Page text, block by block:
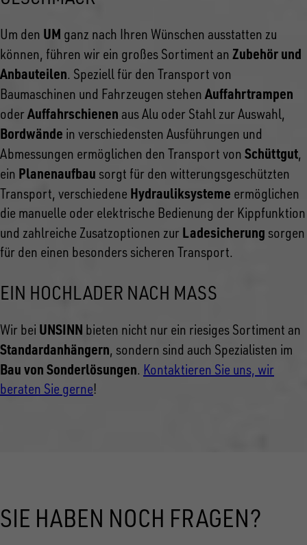
Um den UM ganz nach Ihren Wünschen ausstatten zu
können, führen wir ein großes Sortiment an Zubehör und
Anbauteilen. Speziell für den Transport von
Baumaschinen und Fahrzeugen stehen Auffahrtrampen
oder Auffahrschienen aus Alu oder Stahl zur Auswahl,
Bordwände in verschiedensten Ausführungen und
Abmessungen ermöglichen den Transport von Schüttgut,
ein Planenaufbau sorgt für den witterungsgeschützten
Transport, verschiedene Hydrauliksysteme ermöglichen
die manuelle oder elektrische Bedienung der Kippfunktion
und zahlreiche Zusatzoptionen zur Ladesicherung sorgen
für den einen besonders sicheren Transport.
EIN HOCHLADER NACH MASS
Wir bei UNSINN bieten nicht nur ein riesiges Sortiment an
Standardanhängern, sondern sind auch Spezialisten im
Bau von Sonderlösungen. Kontaktieren Sie uns, wir
beraten Sie gerne!
SIE HABEN NOCH FRAGEN?